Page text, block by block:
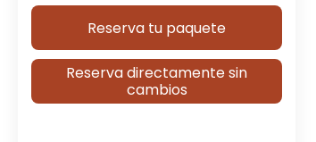
Reserva tu paquete
Reserva directamente sin
cambios